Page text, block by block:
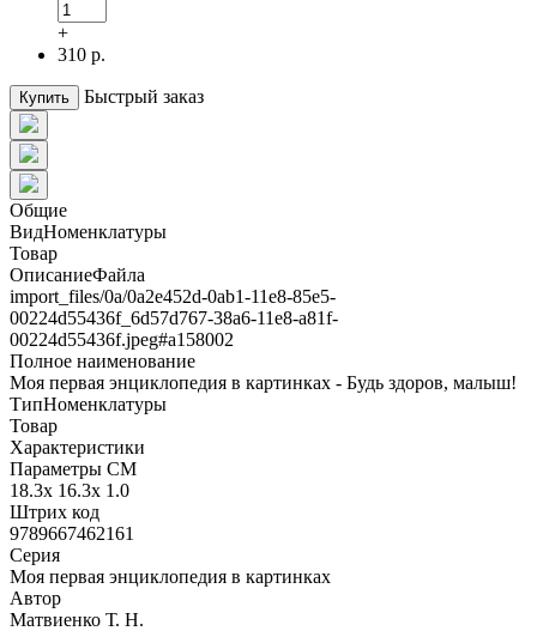
+
310 р.
Купить Быстрый заказ
Общие
ВидНоменклатуры
Товар
ОписаниеФайла
import_files/0a/0a2e452d-0ab1-11e8-85e5-
00224d55436f_6d57d767-38a6-11e8-a81f-
00224d55436f.jpeg#а158002
Полное наименование
Моя первая энциклопедия в картинках - Будь здоров, малыш!
ТипНоменклатуры
Товар
Характеристики
Параметры СМ
18.3x 16.3x 1.0
Штрих код
9789667462161
Серия
Моя первая энциклопедия в картинках
Автор
Матвиенко Т. Н.